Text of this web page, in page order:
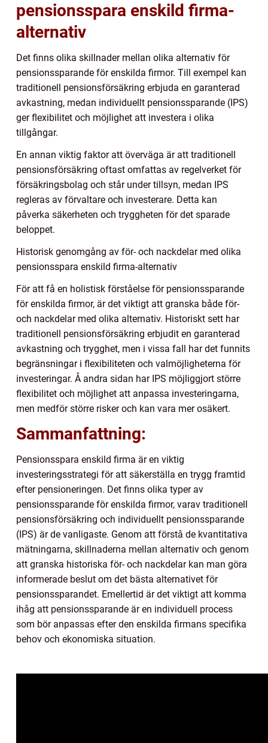
pensionsspara enskild firma-
alternativ
Det finns olika skillnader mellan olika alternativ för
pensionssparande för enskilda firmor. Till exempel kan
traditionell pensionsförsäkring erbjuda en garanterad
avkastning, medan individuellt pensionssparande (IPS)
ger flexibilitet och möjlighet att investera i olika
tillgångar.
En annan viktig faktor att överväga är att traditionell
pensionsförsäkring oftast omfattas av regelverket för
försäkringsbolag och står under tillsyn, medan IPS
regleras av förvaltare och investerare. Detta kan
påverka säkerheten och tryggheten för det sparade
beloppet.
Historisk genomgång av för- och nackdelar med olika
pensionsspara enskild firma-alternativ
För att få en holistisk förståelse för pensionssparande
för enskilda firmor, är det viktigt att granska både för-
och nackdelar med olika alternativ. Historiskt sett har
traditionell pensionsförsäkring erbjudit en garanterad
avkastning och trygghet, men i vissa fall har det funnits
begränsningar i flexibiliteten och valmöjligheterna för
investeringar. Å andra sidan har IPS möjliggjort större
flexibilitet och möjlighet att anpassa investeringarna,
men medför större risker och kan vara mer osäkert.
Sammanfattning:
Pensionsspara enskild firma är en viktig
investeringsstrategi för att säkerställa en trygg framtid
efter pensioneringen. Det finns olika typer av
pensionssparande för enskilda firmor, varav traditionell
pensionsförsäkring och individuellt pensionssparande
(IPS) är de vanligaste. Genom att förstå de kvantitativa
mätningarna, skillnaderna mellan alternativ och genom
att granska historiska för- och nackdelar kan man göra
informerade beslut om det bästa alternativet för
pensionssparandet. Emellertid är det viktigt att komma
ihåg att pensionssparande är en individuell process
som bör anpassas efter den enskilda firmans specifika
behov och ekonomiska situation.